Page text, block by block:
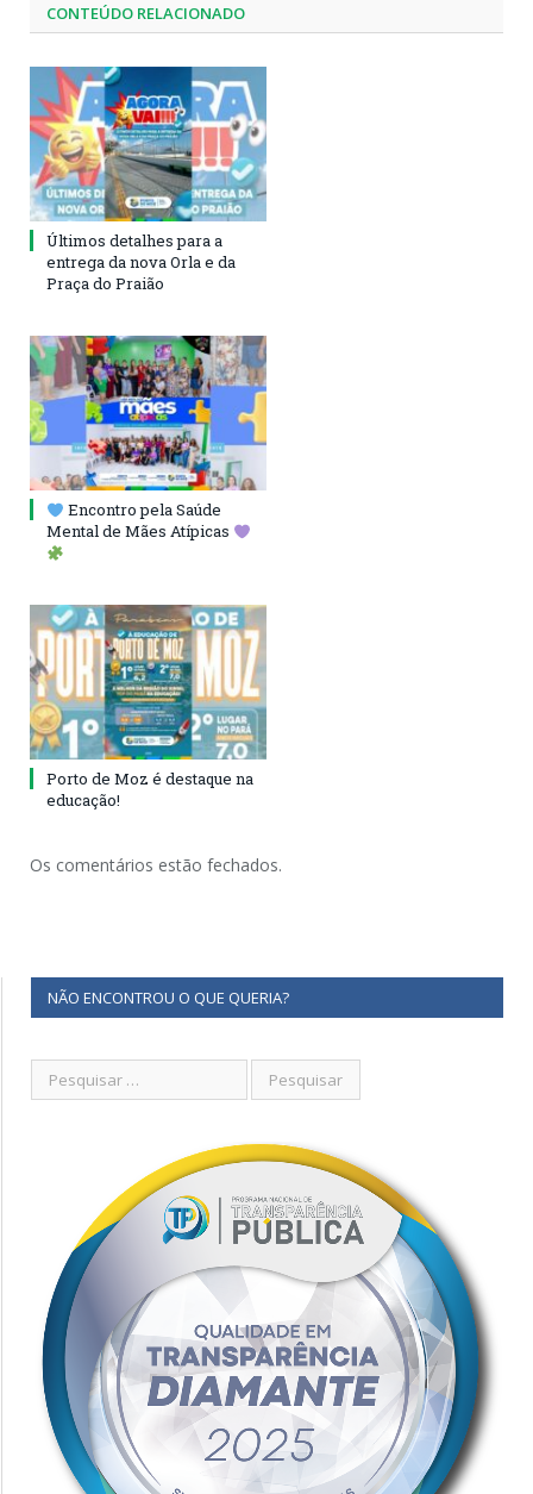
CONTEÚDO RELACIONADO
Últimos detalhes para a
entrega da nova Orla e da
Praça do Praião
Encontro pela Saúde
Mental de Mães Atípicas
Porto de Moz é destaque na
educação!
Os comentários estão fechados.
NÃO ENCONTROU O QUE QUERIA?